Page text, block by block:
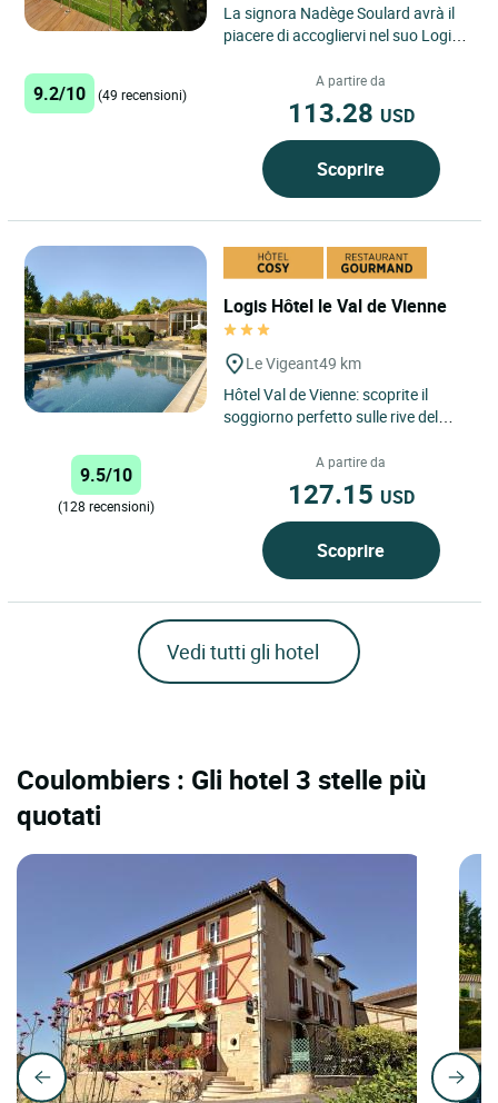
La signora Nadège Soulard avrà il
piacere di accogliervi nel suo Logis
Chapeau Rouge, situato...
9.2/10 (49 recensioni)
A partire da
113.28 USD
Scoprire
Logis Hôtel le Val de Vienne
Le Vigeant49 km
Hôtel Val de Vienne: scoprite il
soggiorno perfetto sulle rive del
romantica sulle rive...
9.5/10
(128 recensioni)
A partire da
127.15 USD
Scoprire
Vedi tutti gli hotel
Coulombiers : Gli hotel 3 stelle più
quotati